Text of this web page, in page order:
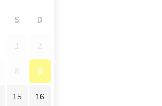
S D
2
8 9
15 16